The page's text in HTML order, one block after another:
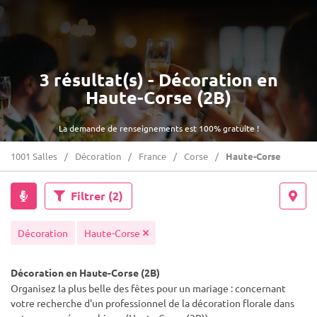
La demande de renseignements est 100% gratuite !
3 résultat(s) - Décoration en
Haute-Corse (2B)
1001 Salles Décoration France Corse Haute-Corse
Filtrer (2)
Décoration Haute-Corse
Décoration en Haute-Corse (2B)
Organisez la plus belle des fêtes pour un mariage : concernant
votre recherche d'un professionnel de la décoration florale dans